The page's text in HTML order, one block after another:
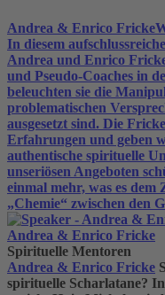
Andrea & Enrico Fricke
In diesem
Andrea und Enrico
und Pseudo-Coaches in
beleuchten sie die
problematischen
ausgesetzt sind. Die
Erfahrungen und geben
authentische spirituelle
unseriösen Angeboten
einmal mehr, was es
„Chemie“ zwischen den
Andrea & Enrico Fricke
Spirituelle Mentoren
Andrea & Enrico Fricke
spirituelle Scharlatane?